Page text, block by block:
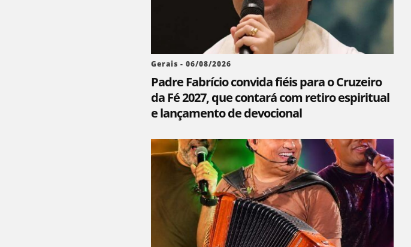
Gerais - 06/08/2026
Padre Fabrício convida fiéis para o Cruzeiro
da Fé 2027, que contará com retiro espiritual
e lançamento de devocional